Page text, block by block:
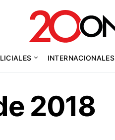
INTERNACIONALES
2018